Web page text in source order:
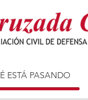
ESTÁ PASANDO